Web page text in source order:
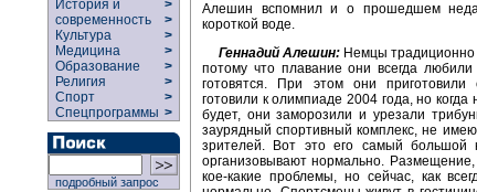
История и
современность
>
>
Культура
>
Медицина
>
Образование
>
Религия
>
Спорт
>
Спецпрограммы >
подробный запрос
Алешин вспомнил и о прошедшем
короткой воде.
Геннадий Алешин: Немцы традиционно
потому что плавание они всегда
готовятся. При этом они приготовили
готовили к олимпиаде 2004 года, но
будет, они заморозили и урезали
заурядный спортивный комплекс, не
зрителей. Вот это его самый большой
организовывают нормально.
кое-какие проблемы, но сейчас, как